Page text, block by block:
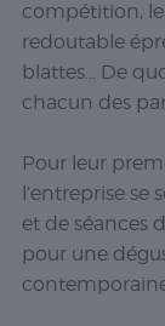
compétition,
redoutable
blattes… De
chacun des
Pour leur
l’entreprise se
et de séances
pour une